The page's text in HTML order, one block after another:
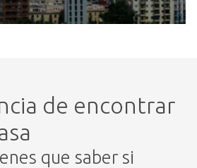
de encontrar
que saber si